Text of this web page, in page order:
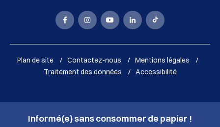
La
Sassenage
Facebook
(nouvelle
La
Sassenage
Instagram
(nouvelle
La
Sassenage
Youtube
(nouvelle
La
Sassenage
LinkedIn
(nouvelle
La
Sassenage
Tik
Tok
Plan de site Contactez-nous
Mentions légales
Traitement des données
Accessibilité
Informé(e) sans consommer de papier !